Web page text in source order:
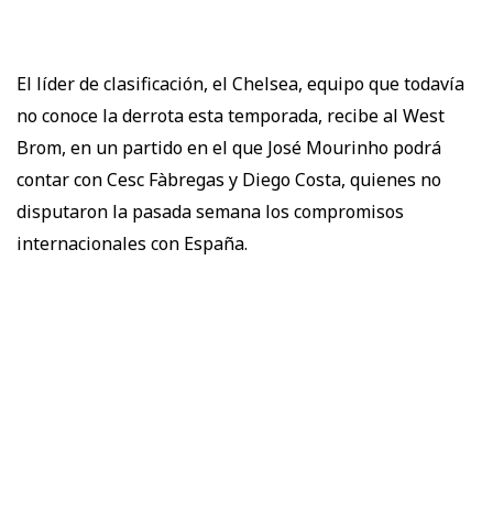
El líder de clasificación, el Chelsea, equipo que todavía
no conoce la derrota esta temporada, recibe al West
Brom, en un partido en el que José Mourinho podrá
contar con Cesc Fàbregas y Diego Costa, quienes no
disputaron la pasada semana los compromisos
internacionales con España.